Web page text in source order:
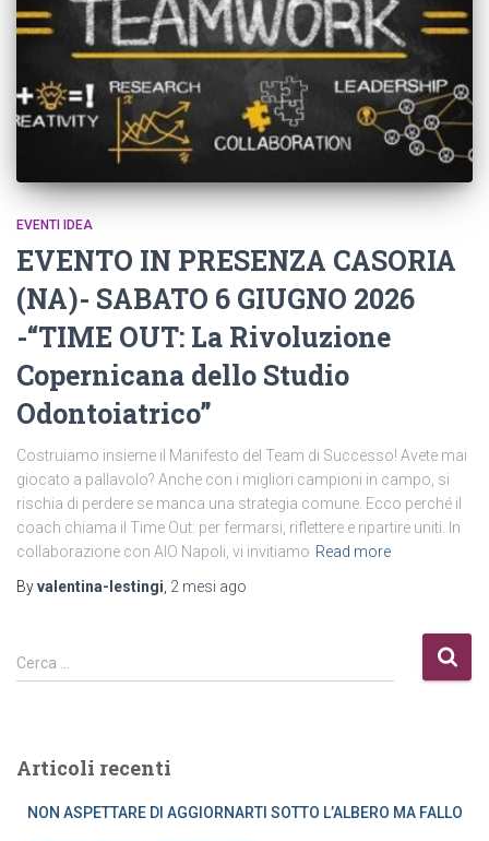
EVENTI IDEA
EVENTO IN PRESENZA CASORIA
(NA)- SABATO 6 GIUGNO 2026
-“TIME OUT: La Rivoluzione
Copernicana dello Studio
Odontoiatrico”
Costruiamo insieme il Manifesto del Team di Successo! Avete mai
giocato a pallavolo? Anche con i migliori campioni in campo, si
rischia di perdere se manca una strategia comune. Ecco perché il
coach chiama il Time Out: per fermarsi, riflettere e ripartire uniti. In
collaborazione con AIO Napoli, vi invitiamo Read more
Byvalentina-lestingi 2 mesi ago
R
i
c
Cerca …
Articoli recenti
NON ASPETTARE DI AGGIORNARTI SOTTO L’ALBERO MA FALLO